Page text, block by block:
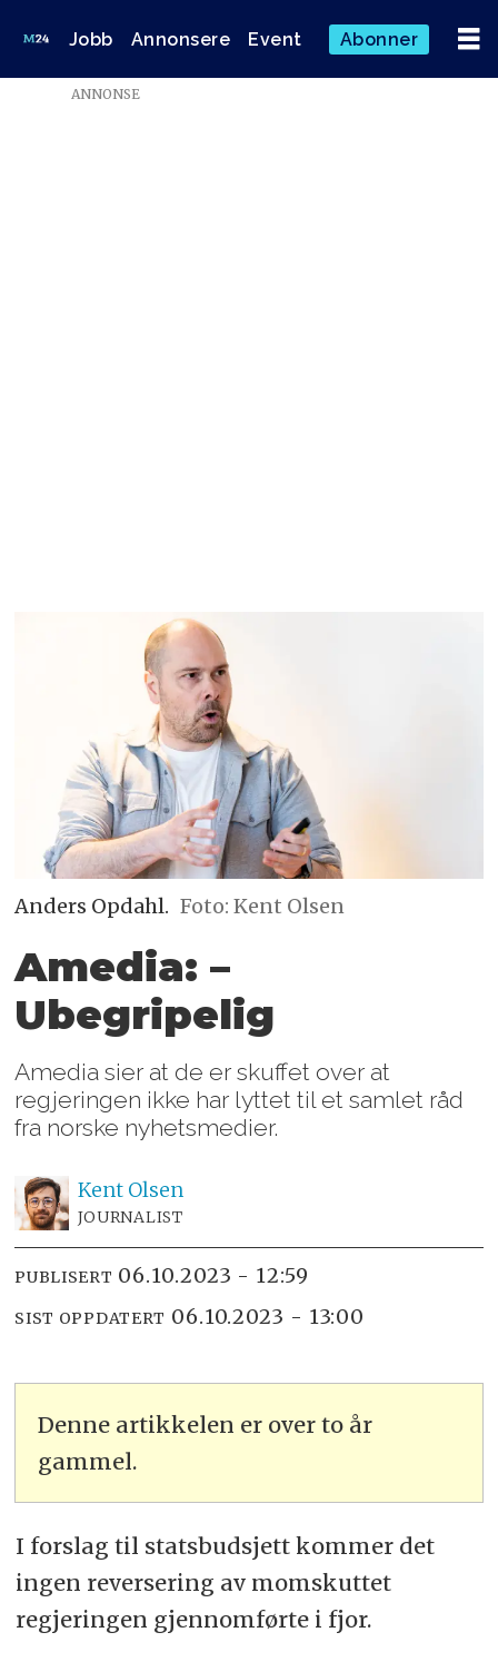
Jobb Annonsere Event Abonner
ANNONSE
Anders Opdahl. Foto: Kent Olsen
Amedia: –
Ubegripelig
Amedia sier at de er skuffet over at
regjeringen ikke har lyttet til et samlet råd
fra norske nyhetsmedier.
Kent Olsen
JOURNALIST
PUBLISERT 06.10.2023 - 12:59
SIST OPPDATERT 06.10.2023 - 13:00
Denne artikkelen er over to år
gammel.
I forslag til statsbudsjett kommer det
ingen reversering av momskuttet
regjeringen gjennomførte i fjor.